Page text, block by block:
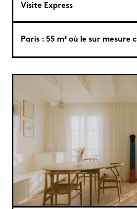
Visite Express
Paris : 55 m² où le sur mesure